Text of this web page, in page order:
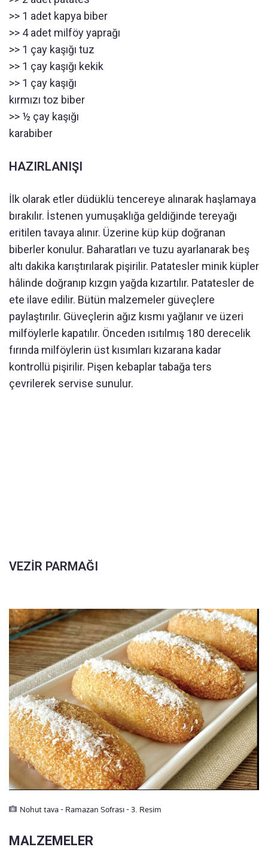
>> 1 adet kapya biber
>> 4 adet milföy yaprağı
>> 1 çay kaşığı tuz
>> 1 çay kaşığı kekik
>> 1 çay kaşığı
kırmızı toz biber
>> ½ çay kaşığı
karabiber
HAZIRLANIŞI
İlk olarak etler düdüklü tencereye alınarak haşlamaya
bırakılır. İstenen yumuşaklığa geldiğinde tereyağı
eritilen tavaya alınır. Üzerine küp küp doğranan
biberler konulur. Baharatları ve tuzu ayarlanarak beş
altı dakika karıştırılarak pişirilir. Patatesler minik küpler
hâlinde doğranıp kızgın yağda kızartılır. Patatesler de
ete ilave edilir. Bütün malzemeler güveçlere
paylaştırılır. Güveçlerin ağız kısmı yağlanır ve üzeri
milföylerle kapatılır. Önceden ısıtılmış 180 derecelik
fırında milföylerin üst kısımları kızarana kadar
kontrollü pişirilir. Pişen kebaplar tabağa ters
çevrilerek servise sunulur.
VEZİR PARMAĞI
Nohut tava - Ramazan Sofrası - 3. Resim
MALZEMELER